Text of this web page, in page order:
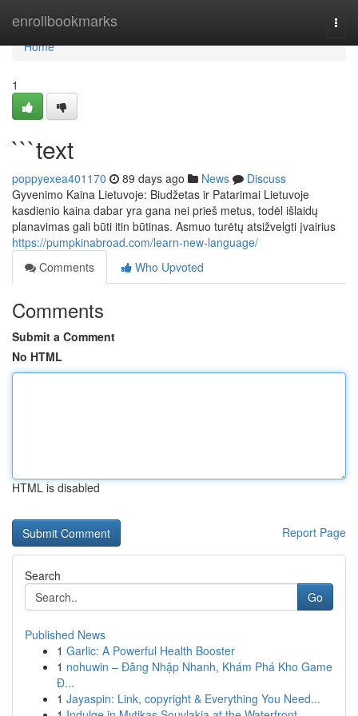
enrollbookmarks
Home
Home
1
```text
poppyexea401170 89 days ago News
Discuss
Gyvenimo Kaina Lietuvoje: Biudžetas ir Patarimai Lietuvoje
kasdienio kaina dabar yra gana nei prieš metus, todėl išlaidų
planavimas gali būti itin būtinas. Asmuo turėtų atsižvelgti įvairius
https://pumpkinabroad.com/learn-new-language/
Comments
Who Upvoted
Comments
Submit a Comment
No HTML
HTML is disabled
Report Page
Search
Go
Published News
1 Garlic: A Powerful Health Booster
1 nohuwin – Đăng Nhập Nhanh, Khám Phá Kho Game
Đ...
1 Jayaspin: Link, copyright & Everything You Need...